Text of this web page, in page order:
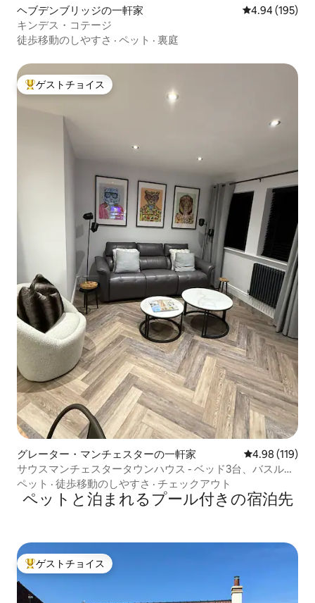
ヘブデンブリッジの一軒家 レビュー195
4.94 (195)
キンデス・コテージ
徒歩移動のしやすさ · ペット · 裏庭
大好評のゲストチョイスです。
ゲストチョイス
グレーター・マンチェスターの一軒家 レビュー119
4.98 (119)
サウスマンチェスタータウンハウス - ベッド3台、バスルー
ム2.5室
ペット · 徒歩移動のしやすさ · チェックアウト
ペットと泊まれるプール付きの宿泊先
大好評のゲストチョイスです。
ゲストチョイス